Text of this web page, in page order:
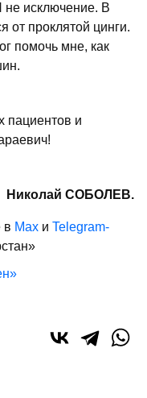
не исключение. В
от проклятой цинги.
помочь мне, как
пациентов и
Николай СОБОЛЕВ.
в Max и Telegram-